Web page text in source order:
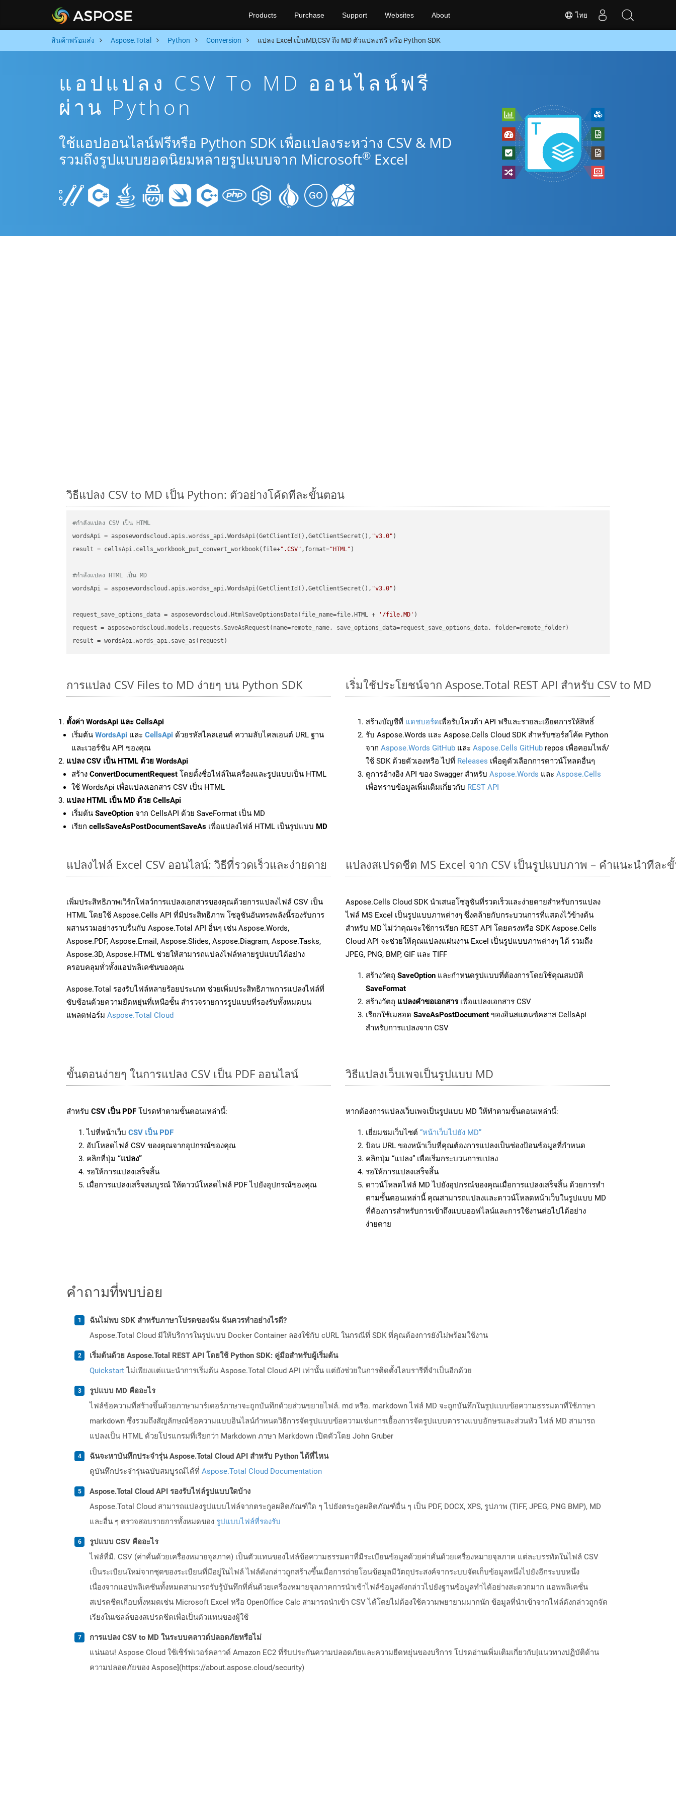
ไทย
Products Purchase Support Websites About
สินค้าพร้อมส่ง Aspose.Total Python Conversion แปลง Excel เป็นMD,CSV ถึง MD ตัวแปลงฟรี หรือ Python SDK
แอปแปลง CSV To MD ออนไลน์ฟรี
ผ่าน Python
ใช้แอปออนไลน์ฟรีหรือ Python SDK เพื่อแปลงระหว่าง CSV & MD
รวมถึงรูปแบบยอดนิยมหลายรูปแบบจาก Microsoft® Excel
วิธีแปลง CSV to MD เป็น Python: ตัวอย่างโค้ดทีละขั้นตอน
#กำลังแปลง CSV เป็น HTML
wordsApi = asposewordscloud.apis.wordss_api.WordsApi(GetClientId(),GetClientSecret(), "v3.0"
result = cellsApi.cells_workbook_put_convert_workbook(file+".CSV" ,format="HTML" )
#กำลังแปลง HTML เป็น MD
wordsApi = asposewordscloud.apis.wordss_api.WordsApi(GetClientId(),GetClientSecret(), "v3.0" )
request_save_options_data = asposewordscloud.HtmlSaveOptionsData(file_name=file.HTML + '/file.MD'
request
result
การแปลง CSV Files to MD ง่ายๆ บน Python SDK
ตั้งค่า WordsApi และ CellsApi
เริ่มต้น WordsApi และ CellsApi ด้วยรหัสไคลเอนต์ ความลับไคลเอนต์ URL ฐาน
และเวอร์ชัน API ของคุณ
แปลง CSV เป็น HTML ด้วย WordsApi
สร้าง ConvertDocumentRequest โดยตั้งชื่อไฟล์ในเครื่องและรูปแบบเป็น HTML
ใช้ WordsApi เพื่อแปลงเอกสาร CSV เป็น HTML
แปลง HTML เป็น MD ด้วย CellsApi
เริ่มต้น SaveOption จาก CellsAPI ด้วย SaveFormat เป็น MD
เรียก cellsSaveAsPostDocumentSaveAs เพื่อแปลงไฟล์ HTML เป็นรูปแบบ MD
เริ่มใช้ประโยชน์จาก Aspose.Total REST API สำหรับ CSV to MD
สร้างบัญชีที่ แดชบอร์ดเพื่อรับโควต้า API ฟรีและรายละเอียดการให้สิทธิ์
รับ Aspose.Words และ Aspose.Cells Cloud SDK สำหรับซอร์สโค้ด Python
จาก Aspose.Words GitHub และ Aspose.Cells GitHub repos เพื่อคอมไพล์/
ใช้ SDK ด้วยตัวเองหรือ ไปที่ Releases เพื่อดูตัวเลือกการดาวน์โหลดอื่นๆ
ดูการอ้างอิง API ของ Swagger สำหรับ Aspose.Words และ Aspose.Cells
เพื่อทราบข้อมูลเพิ่มเติมเกี่ยวกับ REST API
แปลงไฟล์ Excel CSV ออนไลน์: วิธีที่รวดเร็วและง่ายดาย
เพิ่มประสิทธิภาพเวิร์กโฟลว์การแปลงเอกสารของคุณด้วยการแปลงไฟล์ CSV เป็น
HTML โดยใช้ Aspose.Cells API ที่มีประสิทธิภาพ โซลูชันอันทรงพลังนี้รองรับการ
ผสานรวมอย่างราบรื่นกับ Aspose.Total API อื่นๆ เช่น Aspose.Words,
Aspose.PDF, Aspose.Email, Aspose.Slides, Aspose.Diagram, Aspose.Tasks,
Aspose.3D, Aspose.HTML ช่วยให้สามารถแปลงไฟล์หลายรูปแบบได้อย่าง
ครอบคลุมทั่วทั้งแอปพลิเคชันของคุณ
Aspose.Total รองรับไฟล์หลายร้อยประเภท ช่วยเพิ่มประสิทธิภาพการแปลงไฟล์ที่
ซับซ้อนด้วยความยืดหยุ่นที่เหนือชั้น สำรวจรายการรูปแบบที่รองรับทั้งหมดบน
แพลตฟอร์ม Aspose.Total Cloud
แปลงสเปรดชีต MS Excel จาก CSV เป็นรูปแบบภาพ – คำแนะนำทีละ
Aspose.Cells Cloud SDK นำเสนอโซลูชันที่รวดเร็วและง่ายดายสำหรับการแปลง
ไฟล์ MS Excel เป็นรูปแบบภาพต่างๆ ซึ่งคล้ายกับกระบวนการที่แสดงไว้ข้างต้น
สำหรับ MD ไม่ว่าคุณจะใช้การเรียก REST API โดยตรงหรือ SDK Aspose.Cells
Cloud API จะช่วยให้คุณแปลงแผ่นงาน Excel เป็นรูปแบบภาพต่างๆ ได้ รวมถึง
JPEG, PNG, BMP, GIF และ TIFF
สร้างวัตถุ SaveOption และกำหนดรูปแบบที่ต้องการโดยใช้คุณสมบัติ
SaveFormat
สร้างวัตถุ แปลงคำขอเอกสารเพื่อแปลงเอกสาร CSV
เรียกใช้เมธอด SaveAsPostDocument ของอินสแตนซ์คลาส CellsApi
สำหรับการแปลงจาก CSV
ขั้นตอนง่ายๆ ในการแปลง CSV เป็น PDF ออนไลน์
สำหรับ CSV เป็น PDF โปรดทำตามขั้นตอนเหล่านี้:
ไปที่หน้าเว็บ CSV เป็น PDF
อัปโหลดไฟล์ CSV ของคุณจากอุปกรณ์ของคุณ
คลิกที่ปุ่ม “แปลง”
รอให้การแปลงเสร็จสิ้น
เมื่อการแปลงเสร็จสมบูรณ์ ให้ดาวน์โหลดไฟล์ PDF ไปยังอุปกรณ์ของคุณ
วิธีแปลงเว็บเพจเป็นรูปแบบ MD
หากต้องการแปลงเว็บเพจเป็นรูปแบบ MD ให้ทำตามขั้นตอนเหล่านี้:
เยี่ยมชมเว็บไซต์ “หน้าเว็บไปยัง MD”
ป้อน URL ของหน้าเว็บที่คุณต้องการแปลงเป็นช่องป้อนข้อมูลที่กำหนด
คลิกปุ่ม “แปลง” เพื่อเริ่มกระบวนการแปลง
รอให้การแปลงเสร็จสิ้น
ดาวน์โหลดไฟล์ MD ไปยังอุปกรณ์ของคุณเมื่อการแปลงเสร็จสิ้น ด้วยการทำ
ตามขั้นตอนเหล่านี้ คุณสามารถแปลงและดาวน์โหลดหน้าเว็บในรูปแบบ MD
ที่ต้องการสำหรับการเข้าถึงแบบออฟไลน์และการใช้งานต่อไปได้อย่าง
ง่ายดาย
คำถามที่พบบ่อย
ฉันไม่พบ SDK สำหรับภาษาโปรดของฉัน ฉันควรทำอย่างไรดี?
Aspose.Total Cloud มีให้บริการในรูปแบบ Docker Container ลองใช้กับ cURL ในกรณีที่ SDK ที่คุณต้องการยังไม่พร้อมใช้งาน
เริ่มต้นด้วย Aspose.Total REST API โดยใช้ Python SDK: คู่มือสำหรับผู้เริ่มต้น
Quickstartไม่เพียงแต่แนะนำการเริ่มต้น Aspose.Total Cloud API เท่านั้น แต่ยังช่วยในการติดตั้งไลบรารีที่จำเป็นอีกด้วย
รูปแบบ MD คืออะไร
ไฟล์ข้อความที่สร้างขึ้นด้วยภาษามาร์เดอร์ภาษาจะถูกบันทึกด้วยส่วนขยายไฟล์. md หรือ. markdown ไฟล์ MD จะถูกบันทึกในรูปแบบข้อความธรรมดาที่ใช้ภาษา
markdown ซึ่งรวมถึงสัญลักษณ์ข้อความแบบอินไลน์กำหนดวิธีการจัดรูปแบบข้อความเช่นการเยื้องการจัดรูปแบบตารางแบบอักษรและส่วนหัว ไฟล์ MD สามารถ
แปลงเป็น HTML ด้วยโปรแกรมที่เรียกว่า Markdown ภาษา Markdown เปิดตัวโดย John Gruber
ฉันจะหาบันทึกประจำรุ่น Aspose.Total Cloud API สำหรับ Python ได้ที่ไหน
ดูบันทึกประจำรุ่นฉบับสมบูรณ์ได้ที่ Aspose.Total Cloud Documentation
Aspose.Total Cloud API รองรับไฟล์รูปแบบใดบ้าง
Aspose.Total Cloud สามารถแปลงรูปแบบไฟล์จากตระกูลผลิตภัณฑ์ใด ๆ ไปยังตระกูลผลิตภัณฑ์อื่น ๆ เป็น PDF, DOCX, XPS, รูปภาพ (TIFF, JPEG, PNG BMP), MD
และอื่น ๆ ตรวจสอบรายการทั้งหมดของ รูปแบบไฟล์ที่รองรับ
รูปแบบ CSV คืออะไร
ไฟล์ที่มี. CSV (ค่าคั่นด้วยเครื่องหมายจุลภาค) เป็นตัวแทนของไฟล์ข้อความธรรมดาที่มีระเบียนข้อมูลด้วยค่าคั่นด้วยเครื่องหมายจุลภาค แต่ละบรรทัดในไฟล์ CSV
เป็นระเบียนใหม่จากชุดของระเบียนที่มีอยู่ในไฟล์ ไฟล์ดังกล่าวถูกสร้างขึ้นเมื่อการถ่ายโอนข้อมูลมีวัตถุประสงค์จากระบบจัดเก็บข้อมูลหนึ่งไปยังอีกระบบหนึ่ง
เนื่องจากแอปพลิเคชันทั้งหมดสามารถรับรู้บันทึกที่คั่นด้วยเครื่องหมายจุลภาคการนำเข้าไฟล์ข้อมูลดังกล่าวไปยังฐานข้อมูลทำได้อย่างสะดวกมาก แอพพลิเคชั่น
สเปรดชีตเกือบทั้งหมดเช่น Microsoft Excel หรือ OpenOffice Calc สามารถนำเข้า CSV ได้โดยไม่ต้องใช้ความพยายามมากนัก ข้อมูลที่นำเข้าจากไฟล์ดังกล่าวถูกจัด
เรียงในเซลล์ของสเปรดชีตเพื่อเป็นตัวแทนของผู้ใช้
การแปลง CSV to MD ในระบบคลาวด์ปลอดภัยหรือไม่
แน่นอน! Aspose Cloud ใช้เซิร์ฟเวอร์คลาวด์ Amazon EC2 ที่รับประกันความปลอดภัยและความยืดหยุ่นของบริการ โปรดอ่านเพิ่มเติมเกี่ยวกับ[แนวทางปฏิบัติด้าน
ความปลอดภัยของ Aspose](https://about.aspose.cloud/security)